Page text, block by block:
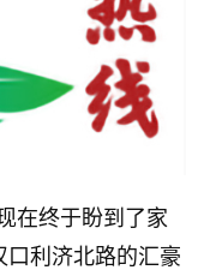
在终于盼到了家
口利济北路的汇豪